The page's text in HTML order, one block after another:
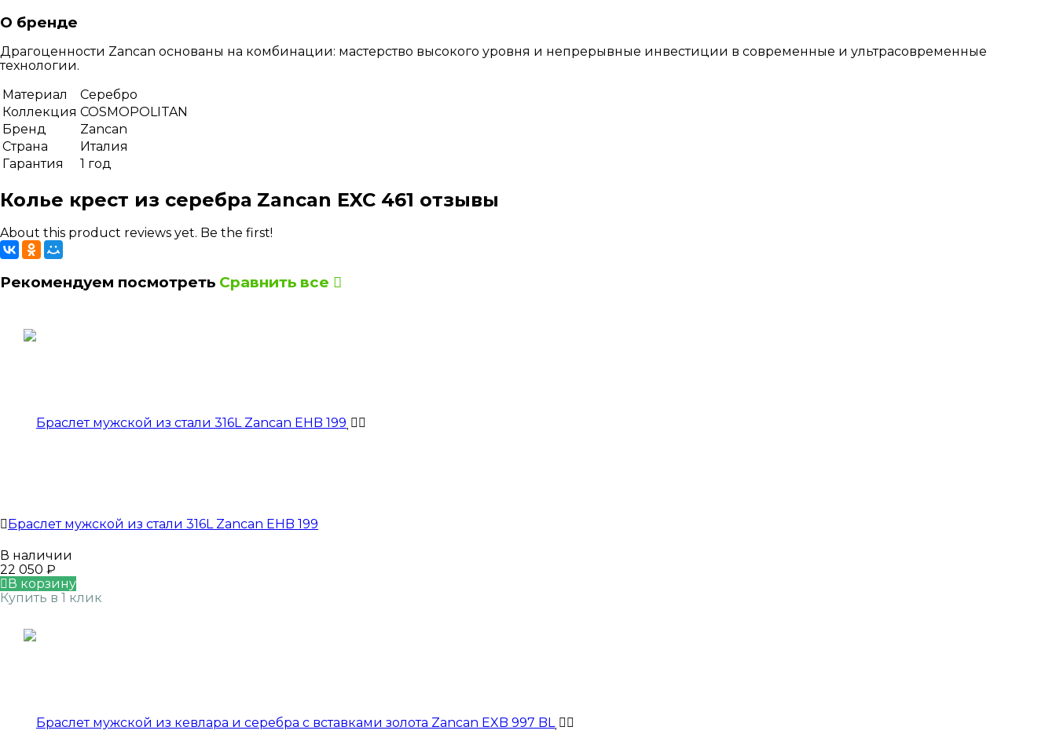
О бренде
Драгоценности Zancan основаны на комбинации: мастерство высокого уровня и непрерывные инвестиции в современные и ультрасовременные
технологии.
Материал
Серебро
Коллекция COSMOPOLITAN
Бренд
Zancan
Страна
Италия
Гарантия
1 год
Колье крест из серебра Zancan EXC 461 отзывы
About this product reviews yet. Be the first!
Рекомендуем посмотреть Сравнить все
Браслет мужской из стали 316L Zancan EHB 199
В наличии
22 050 ₽
В корзину
Купить в 1 клик